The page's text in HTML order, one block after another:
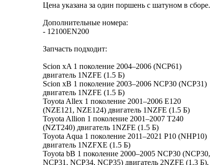
Цена указана за один поршень с шатуном в сборе.
Дополнительные номера:
- 12100EN200
Запчасть подходит:
Scion xA 1 поколение 2004–2006 (NCP61)
двигатель 1NZFE (1.5 Б)
Scion xB 1 поколение 2003–2006 NCP30 (NCP31)
двигатель 1NZFE (1.5 Б)
Toyota Allex 1 поколение 2001–2006 E120
(NZE121, NZE124) двигатель 1NZFE (1.5 Б)
Toyota Allion 1 поколение 2001–2007 T240
(NZT240) двигатель 1NZFE (1.5 Б)
Toyota Aqua 1 поколение 2011–2021 P10 (NHP10)
двигатель 1NZFXE (1.5 Б)
Toyota bB 1 поколение 2000–2005 NCP30 (NCP30,
NCP31, NCP34, NCP35) двигатель 2NZFE (1.3 Б),